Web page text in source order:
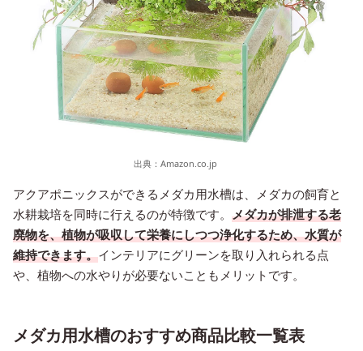
出典： Amazon.co.jp
アクアポニックスができるメダカ用水槽は、メダカの飼育と
水耕栽培を同時に行えるのが特徴です。 メダカが排泄する老
廃物を、植物が吸収して栄養にしつつ浄化するため、水質が
維持できます。インテリアにグリーンを取り入れられる点
や、植物への水やりが必要ないこともメリットです。
メダカ用水槽のおすすめ商品比較一覧表